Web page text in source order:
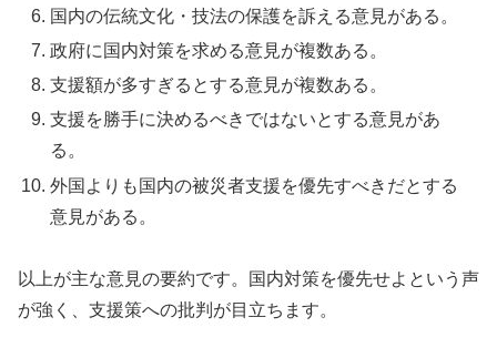
国内の伝統文化・技法の保護を訴える意見がある。
政府に国内対策を求める意見が複数ある。
支援額が多すぎるとする意見が複数ある。
支援を勝手に決めるべきではないとする意見があ
る。
外国よりも国内の被災者支援を優先すべきだとする
意見がある。
以上が主な意見の要約です。国内対策を優先せよという声
が強く、支援策への批判が目立ちます。